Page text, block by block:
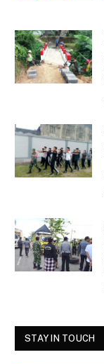
c
e
b
o
k
itt
er
STAY IN TOUCH